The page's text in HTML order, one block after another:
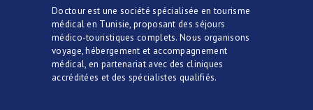
Doctour est une société spécialisée en tourisme
médical en Tunisie, proposant des séjours
médico-touristiques complets. Nous organisons
voyage, hébergement et accompagnement
médical, en partenariat avec des cliniques
accréditées et des spécialistes qualifiés.